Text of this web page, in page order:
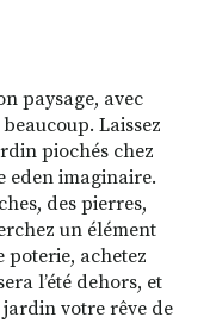
paysage, avec
Laissez
piochés chez
eden imaginaire.
des pierres,
un élément
poterie, achetez
l’été dehors, et
jardin votre rêve de